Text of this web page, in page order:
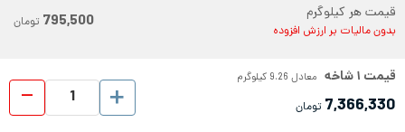
قیمت هر کیلوگرم
بدون مالیات بر ارزش افزوده 795,500 تومان
قیمت ۱شاخه معادل 9.26 کیلوگرم
7,366,330 تومان